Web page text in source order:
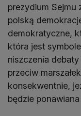
prezydium Sejmu
polską
demokratyczne,
która jest
niszczenia
przeciw
konsekwentnie,
będzie